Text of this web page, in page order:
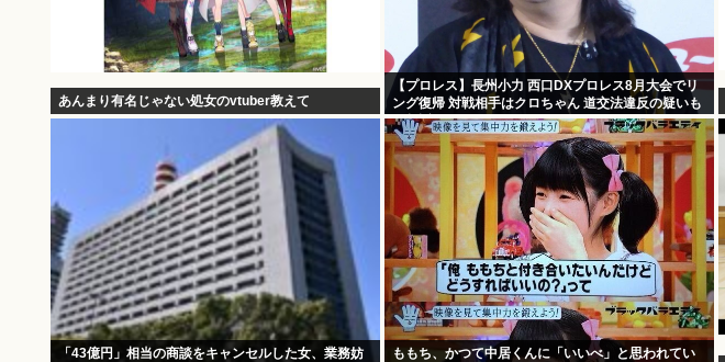
あんまり有名じゃない処女のvtuber教えて
【プロレス】長州小力 西口DXプロレス8月大会でリ
ング復帰 対戦相手はクロちゃん 道交法違反の疑いも
不起訴に
「43億円」相当の商談をキャンセルした女、業務妨
ももち、かつて中居くんに「いいべ」と思われてい